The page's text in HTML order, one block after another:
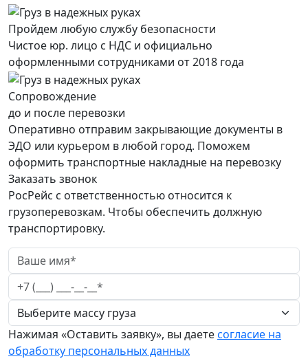
Пройдем любую службу безопасности
Чистое юр. лицо с НДС и официально
оформленными сотрудниками от 2018 года
Сопровождение
до и после перевозки
Оперативно отправим закрывающие документы в
ЭДО или курьером в любой город. Поможем
оформить транспортные накладные на перевозку
Заказать звонок
РосРейс с ответственностью относится к
грузоперевозкам. Чтобы обеспечить должную
транспортировку.
Нажимая «Оставить заявку», вы даетесогласие на
обработку персональных данных